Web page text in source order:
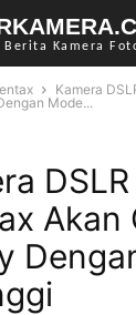
Berita Kamera
Kamera
Mode...
DSLR
Akan